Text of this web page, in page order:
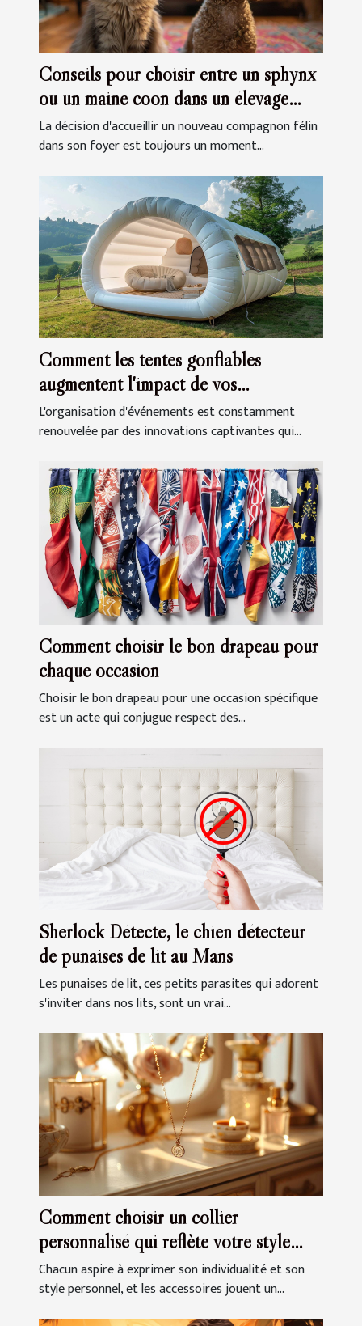
Conseils pour choisir entre un sphynx
ou un maine coon dans un élevage
familial
La décision d'accueillir un nouveau compagnon félin
dans son foyer est toujours un moment...
Comment les tentes gonflables
augmentent l'impact de vos
événements
L'organisation d'événements est constamment
renouvelée par des innovations captivantes qui...
Comment choisir le bon drapeau pour
chaque occasion
Choisir le bon drapeau pour une occasion spécifique
est un acte qui conjugue respect des...
Sherlock Détecte, le chien détecteur
de punaises de lit au Mans
Les punaises de lit, ces petits parasites qui adorent
s'inviter dans nos lits, sont un vrai...
Comment choisir un collier
personnalisé qui reflète votre style
unique
Chacun aspire à exprimer son individualité et son
style personnel, et les accessoires jouent un...